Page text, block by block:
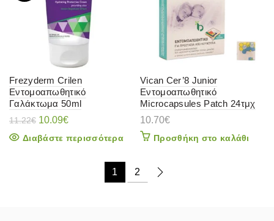
Frezyderm Crilen
Εντομοαπωθητικό
Γαλάκτωμα 50ml
11.22€ Original
was:
10.09€Η
τιμή
Διαβάστε περισσότερα
Vican Cer’8 Junior
Εντομοαπωθητικό
Microcapsules Patch 24τμχ
10.70€
Προσθήκη στο καλάθι
1 2